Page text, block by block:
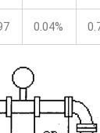
0.04%